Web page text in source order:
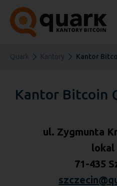
Kantor
Kantor Bitcoin
ul. Zygmunta
lokal
71-435